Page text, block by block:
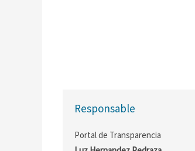
Responsable
Portal de Transparencia